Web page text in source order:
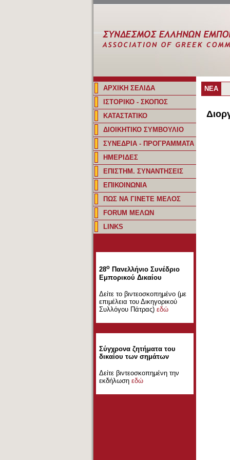
ΑΡΧΙΚΗ ΣΕΛΙΔΑ
ΙΣΤΟΡΙΚΟ - ΣΚΟΠΟΣ
ΚΑΤΑΣΤΑΤΙΚΟ
ΔΙΟΙΚΗΤΙΚΟ ΣΥΜΒΟΥΛΙΟ
ΣΥΝΕΔΡΙΑ - ΠΡΟΓΡΑΜΜΑΤΑ
ΗΜΕΡΙΔΕΣ
ΕΠΙΣΤΗΜ. ΣΥΝΑΝΤΗΣΕΙΣ
ΕΠΙΚΟΙΝΩΝΙΑ
ΠΩΣ ΝΑ ΓΙΝΕΤΕ ΜΕΛΟΣ
FORUM ΜΕΛΩΝ
LINKS
28ο Πανελλήνιο Συνέδριο
Εμπορικού Δικαίου
Δείτε το βιντεοσκοπημένο (με
επιμέλεια του Δικηγορικού
Συλλόγου Πάτρας) εδώ
Σύγχρονα ζητήματα του
δικαίου των σημάτων
Δείτε βιντεοσκοπημένη την
εκδήλωση εδώ
ΝΕΑ